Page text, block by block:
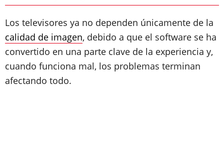
Los televisores ya no dependen únicamente de la
calidad de imagen, debido a que el software se ha
convertido en una parte clave de la experiencia y,
cuando funciona mal, los problemas terminan
afectando todo.